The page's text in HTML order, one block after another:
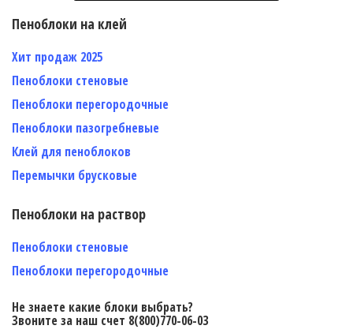
Пеноблоки на клей
Хит продаж 2025
Пеноблоки стеновые
Пеноблоки перегородочные
Пеноблоки пазогребневые
Клей для пеноблоков
Перемычки брусковые
Пеноблоки на раствор
Пеноблоки стеновые
Пеноблоки перегородочные
Не знаете какие блоки выбрать?
Звоните за наш счет 8(800)770-06-03